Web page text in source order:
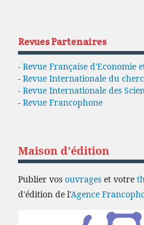
Revues Partenaires
- Revue Française d'Economie
- Revue Internationale du
- Revue Internationale des
- Revue Francophone
Maison d'édition
Publier vos ouvrages et votre
d'édition de l'Agence